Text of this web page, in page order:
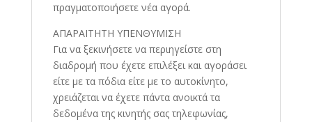
πραγματοποιήσετε νέα αγορά.
ΑΠΑΡΑΙΤΗΤΗ ΥΠΕΝΘΥΜΙΣΗ
Για να ξεκινήσετε να περιηγείστε στη
διαδρομή που έχετε επιλέξει και αγοράσει
είτε με τα πόδια είτε με το αυτοκίνητο,
χρειάζεται να έχετε πάντα ανοικτά τα
δεδομένα της κινητής σας τηλεφωνίας,